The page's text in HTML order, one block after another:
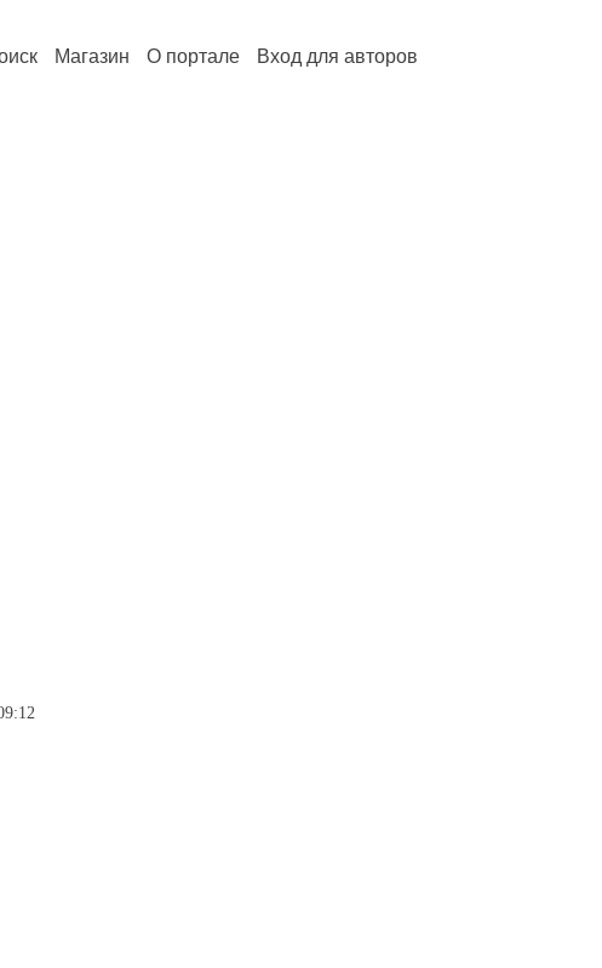
Магазин О портале Вход для авторов